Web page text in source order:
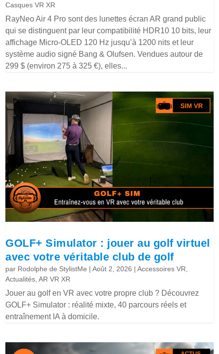
Casques VR XR
RayNeo Air 4 Pro sont des lunettes écran AR grand public
qui se distinguent par leur compatibilité HDR10 10 bits, leur
affichage Micro-OLED 120 Hz jusqu’à 1200 nits et leur
système audio signé Bang & Olufsen. Vendues autour de
299 $ (environ 275 à 325 €), elles...
GOLF+ Simulator : jouer au golf virtuel
avec votre véritable club de golf
par Rodolphe de StylistMe |Août 2, 2026 |Accessoires VR
Actualités ,AR VR XR
Jouer au golf en VR avec votre propre club ? Découvrez
GOLF+ Simulator : réalité mixte, 40 parcours réels et
entraînement IA à domicile.